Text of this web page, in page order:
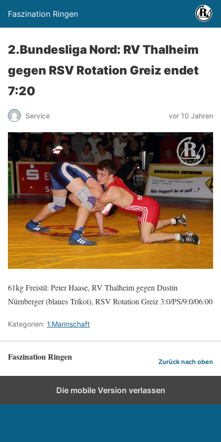
Faszination Ringen
2.Bundesliga Nord: RV Thalheim
gegen RSV Rotation Greiz endet
7:20
Service vor 10 Jahren
61kg Freistil: Peter Haase, RV Thalheim gegen Dustin
Nürnberger (blaues Trikot), RSV Rotation Greiz 3:0/PS/9:0/06:00
Kategorien: 1.Mannschaft
Faszination Ringen Zurück nach oben
Die mobile Version verlassen